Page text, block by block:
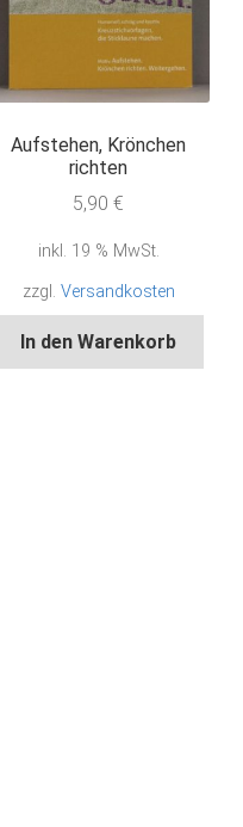
Aufstehen, Krönchen
richten
5,90€
inkl. 19 % MwSt.
zzgl. Versandkosten
In den Warenkorb